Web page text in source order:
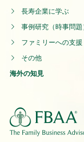
長寿企業に学ぶ
事例研究（時事問題
ファミリーへの支援
その他
海外の知見